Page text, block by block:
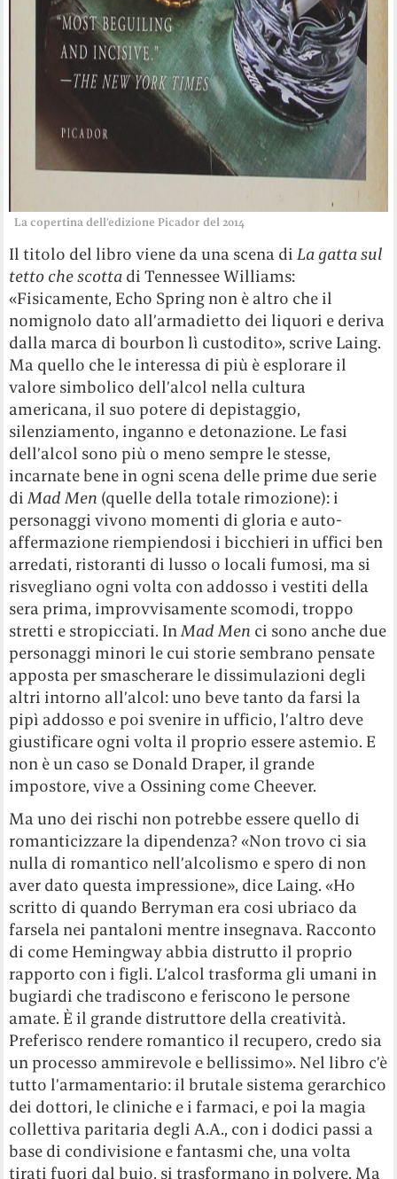
La copertina dell’edizione Picador del 2014
Il titolo del libro viene da una scena diLa gatta sul
tetto che scotta di Tennessee Williams:
«Fisicamente, Echo Spring non è altro che il
nomignolo dato all’armadietto dei liquori e deriva
dalla marca di bourbon lì custodito», scrive Laing.
Ma quello che le interessa di più è esplorare il
valore simbolico dell’alcol nella cultura
americana, il suo potere di depistaggio,
silenziamento, inganno e detonazione. Le fasi
dell’alcol sono più o meno sempre le stesse,
incarnate bene in ogni scena delle prime due serie
diMad Men (quelle della totale rimozione): i
personaggi vivono momenti di gloria e auto-
affermazione riempiendosi i bicchieri in uffici ben
arredati, ristoranti di lusso o locali fumosi, ma si
risvegliano ogni volta con addosso i vestiti della
sera prima, improvvisamente scomodi, troppo
stretti e stropicciati. InMad Men ci sono anche due
personaggi minori le cui storie sembrano pensate
apposta per smascherare le dissimulazioni degli
altri intorno all’alcol: uno beve tanto da farsi la
pipì addosso e poi svenire in ufficio, l’altro deve
giustificare ogni volta il proprio essere astemio. E
non è un caso se Donald Draper, il grande
impostore, vive a Ossining come Cheever.
Ma uno dei rischi non potrebbe essere quello di
romanticizzare la dipendenza? «Non trovo ci sia
nulla di romantico nell’alcolismo e spero di non
aver dato questa impressione», dice Laing. «Ho
scritto di quando Berryman era cosi ubriaco da
farsela nei pantaloni mentre insegnava. Racconto
di come Hemingway abbia distrutto il proprio
rapporto con i figli. L’alcol trasforma gli umani in
bugiardi che tradiscono e feriscono le persone
amate. È il grande distruttore della creatività.
Preferisco rendere romantico il recupero, credo sia
un processo ammirevole e bellissimo». Nel libro c’è
tutto l’armamentario: il brutale sistema gerarchico
dei dottori, le cliniche e i farmaci, e poi la magia
collettiva paritaria degli A.A., con i dodici passi a
base di condivisione e fantasmi che, una volta
tirati fuori dal buio, si trasformano in polvere. Ma